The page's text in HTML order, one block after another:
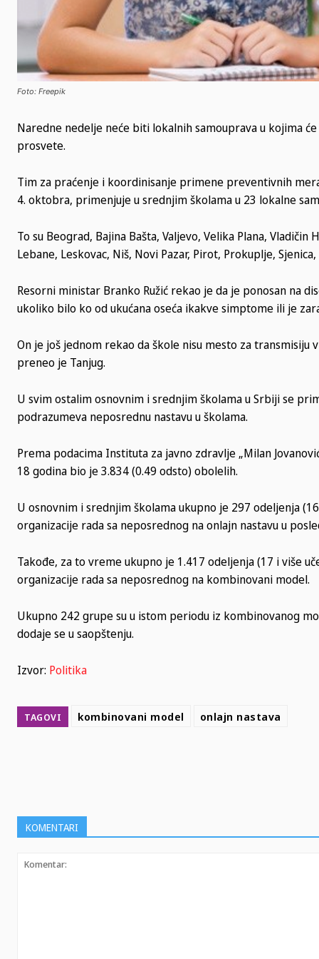
Foto: Freepik
Naredne nedelje neće biti lokalnih samouprava u kojima
prosvete.
Tim za praćenje i koordinisanje primene preventivnih
4. oktobra, primenjuje u srednjim školama u 23 lokalne
To su Beograd, Bajina Bašta, Valjevo, Velika Plana,
Lebane, Leskovac, Niš, Novi Pazar, Pirot, Prokuplje,
Resorni ministar Branko Ružić rekao je da je ponosan na
ukoliko bilo ko od ukućana oseća ikakve simptome ili je
On je još jednom rekao da škole nisu mesto za
preneo je Tanjug.
U svim ostalim osnovnim i srednjim školama u Srbiji se
podrazumeva neposrednu nastavu u školama.
Prema podacima Instituta za javno zdravlje „Milan
18 godina bio je 3.834 (0.49 odsto) obolelih.
U osnovnim i srednjim školama ukupno je 297 odeljenja
organizacije rada sa neposrednog na onlajn nastavu u
Takođe, za to vreme ukupno je 1.417 odeljenja (17 i više
organizacije rada sa neposrednog na kombinovani model.
Ukupno 242 grupe su u istom periodu iz kombinovanog
dodaje se u saopštenju.
Izvor: Politika
TAGOVI kombinovani model onlajn nastava
KOMENTARI